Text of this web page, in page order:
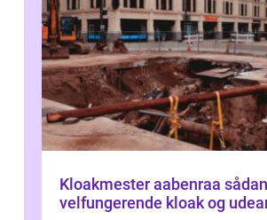
Kloakmester aabenraa sådan sikrer du
velfungerende kloak og